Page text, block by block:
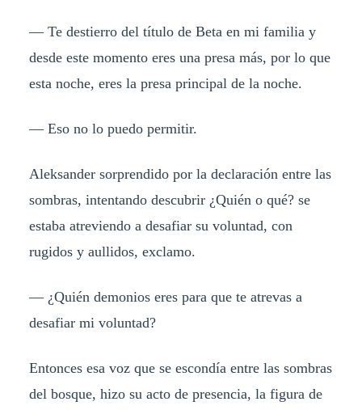
— Te destierro del título de Beta en mi familia y
desde este momento eres una presa más, por lo que
esta noche, eres la presa principal de la noche.
— Eso no lo puedo permitir.
Aleksander sorprendido por la declaración entre las
sombras, intentando descubrir ¿Quién o qué? se
estaba atreviendo a desafiar su voluntad, con
rugidos y aullidos, exclamo.
— ¿Quién demonios eres para que te atrevas a
desafiar mi voluntad?
Entonces esa voz que se escondía entre las sombras
del bosque, hizo su acto de presencia, la figura de